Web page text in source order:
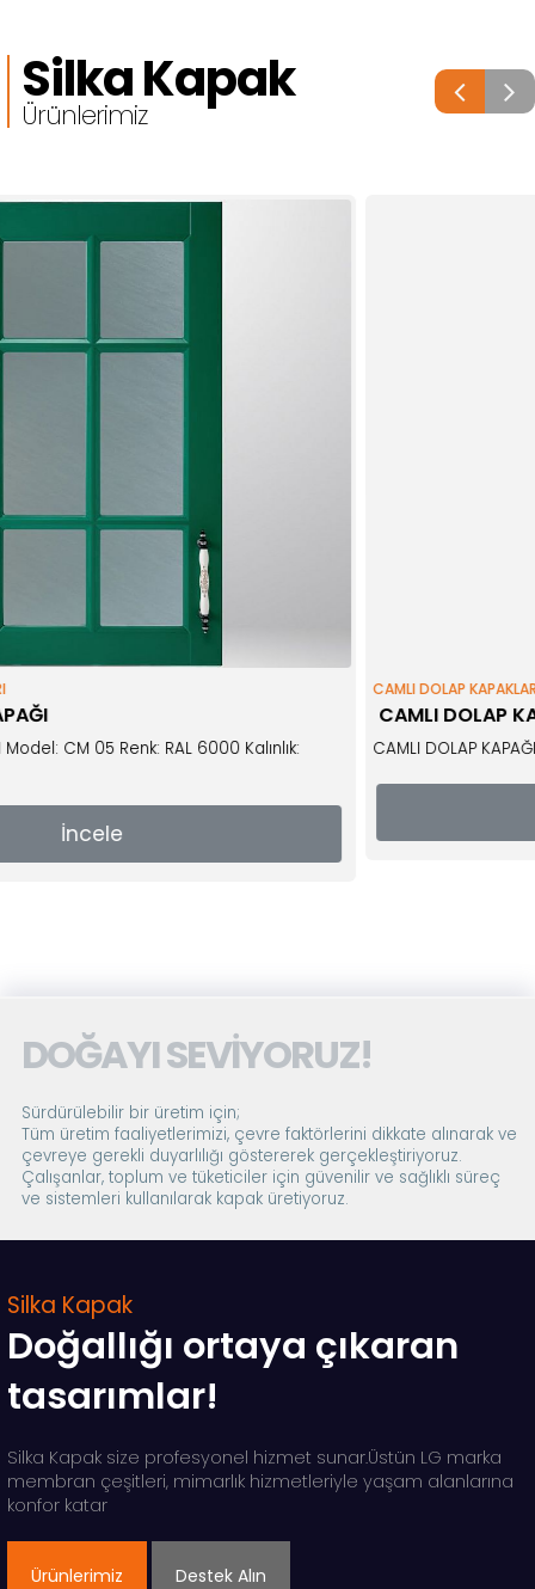
Silka Kapak
Ürünlerimiz
RAL 6000 Kalınlık:
CAMLI DOLAP KAPAKLARI
CAMLI DOLAP KAPAĞI
CAMLI DOLAP KAPAĞI Model: CM02
DOĞAYI SEVİYORUZ!
Sürdürülebilir bir üretim için;
Tüm üretim faaliyetlerimizi, çevre faktörlerini dikkate alınarak ve
çevreye gerekli duyarlılığı göstererek gerçekleştiriyoruz.
Çalışanlar, toplum ve tüketiciler için güvenilir ve sağlıklı süreç
ve sistemleri kullanılarak kapak üretiyoruz.
Silka Kapak
Doğallığı ortaya çıkaran
tasarımlar!
Silka Kapak size profesyonel hizmet sunar.Üstün LG marka
membran çeşitleri, mimarlık hizmetleriyle yaşam alanlarına
konfor katar
Ürünlerimiz Destek Alın